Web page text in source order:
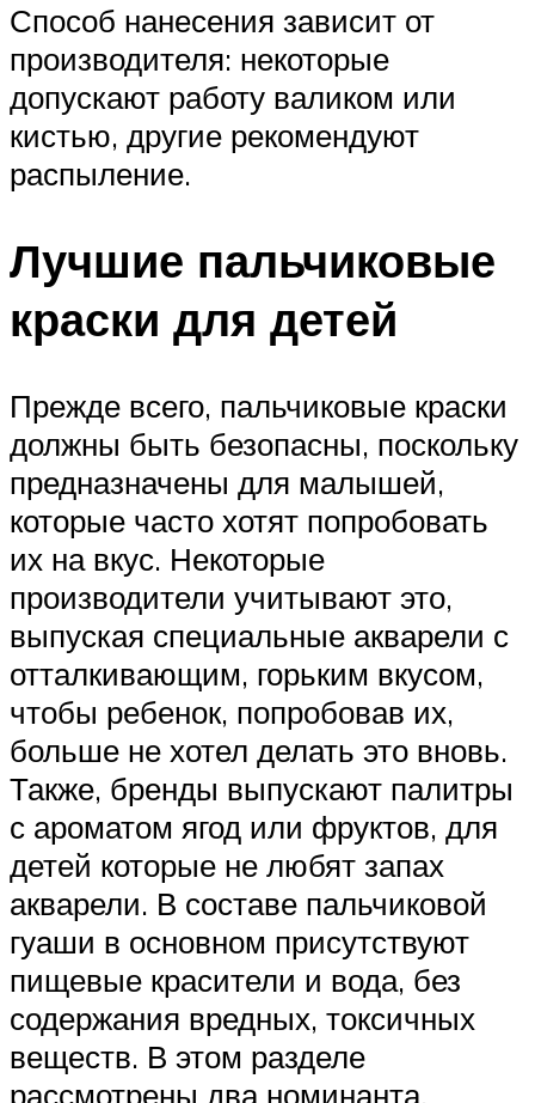
Способ нанесения зависит от
производителя: некоторые
допускают работу валиком или
кистью, другие рекомендуют
распыление.
Лучшие пальчиковые
краски для детей
Прежде всего, пальчиковые краски
должны быть безопасны, поскольку
предназначены для малышей,
которые часто хотят попробовать
их на вкус. Некоторые
производители учитывают это,
выпуская специальные акварели с
отталкивающим, горьким вкусом,
чтобы ребенок, попробовав их,
больше не хотел делать это вновь.
Также, бренды выпускают палитры
с ароматом ягод или фруктов, для
детей которые не любят запах
акварели. В составе пальчиковой
гуаши в основном присутствуют
пищевые красители и вода, без
содержания вредных, токсичных
веществ. В этом разделе
рассмотрены два номинанта,